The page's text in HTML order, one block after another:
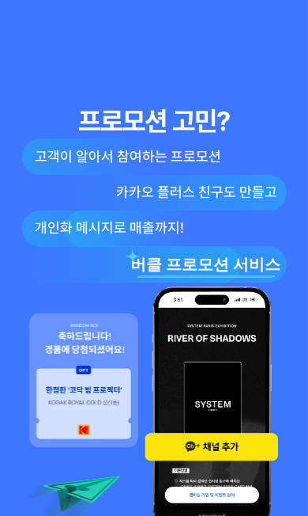
프로모션 고민?
고객이 알아서 참여하는 프로모션
카카오 플러스 친구도 만들고
개인화 메시지로 매출까지!
버클 프로모션 서비스